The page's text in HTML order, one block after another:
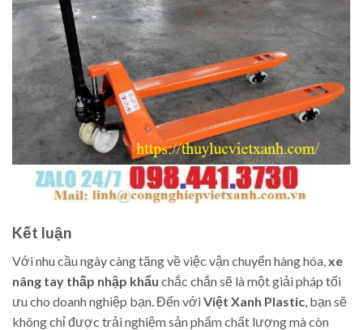
Kết luận
Với nhu cầu ngày càng tăng về việc vận chuyển hàng hóa,xe
nâng tay thấp nhập khẩu chắc chắn sẽ là một giải pháp tối
ưu cho doanh nghiệp bạn. Đến vớiViệt Xanh Plastic, bạn sẽ
không chỉ được trải nghiệm sản phẩm chất lượng mà còn